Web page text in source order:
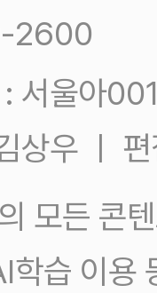
2600
: 서울아
상우 ㅣ
모든 콘
학습 이용